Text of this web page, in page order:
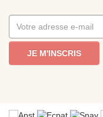
JE M'INSCRIS